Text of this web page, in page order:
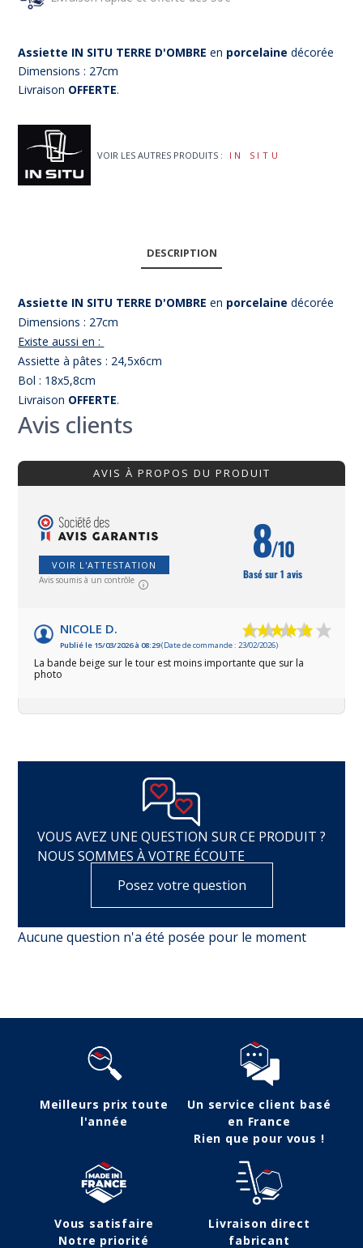
(1 avis)
Assiette IN SITU TERRE D'OMBRE en porcelaine décorée
Dimensions : 27cm
Livraison OFFERTE.
VOIR LES AUTRES PRODUITS : IN SITU
DESCRIPTION
Assiette IN SITU TERRE D'OMBRE en porcelaine décorée
Dimensions : 27cm
Existe aussi en :
Assiette à pâtes : 24,5x6cm
Bol : 18x5,8cm
Livraison OFFERTE.
Avis clients
AVIS À PROPOS DU PRODUIT
VOIR L'ATTESTATION
Avis soumis à un contrôle
8/10
Basé sur 1 avis
NICOLE D.
Publié le 15/03/2026 à 08:29(Date de commande : 23/02/2026)
La bande beige sur le tour est moins importante que sur la
photo
VOUS AVEZ UNE QUESTION SUR CE PRODUIT ?
NOUS SOMMES À VOTRE ÉCOUTE
Posez votre question
Aucune question n'a été posée pour le moment
Meilleurs prix toute
l'année
Un service client basé
en France
Rien que pour vous !
Vous satisfaire
Notre priorité
Livraison direct
fabricant